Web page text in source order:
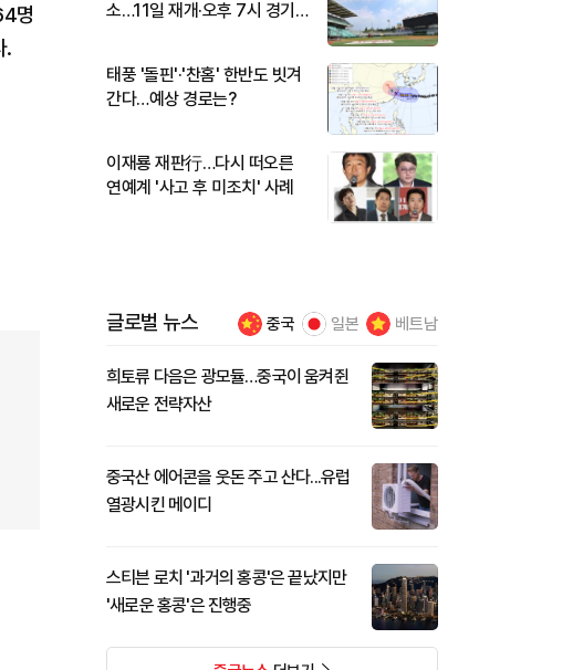
명
.
소…11일 재개·오후 7시 경기
태풍 '돌핀'·'찬홈' 한반도 빗겨
간다…예상 경로는?
이재룡 재판行…다시 떠오른
연예계 '사고 후 미조치' 사례
글로벌 뉴스 중국 일본 베트남
희토류 다음은 광모듈…중국이 움켜쥔
새로운 전략자산
중국산 에어콘을 웃돈 주고 산다...유럽
열광시킨 메이디
스티븐 로치 '과거의 홍콩'은 끝났지만
'새로운 홍콩'은 진행중